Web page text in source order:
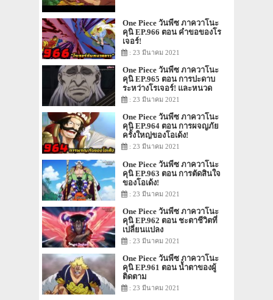
One Piece วันพีซ ภาควาโนะ
คุนิ EP.966 ตอน คำขอของโร
เจอร์!
: 23 มีนาคม 2021
One Piece วันพีซ ภาควาโนะ
คุนิ EP.965 ตอน การปะดาบ
ระหว่างโรเจอร์! และหนวด
ขาว!: 23 มีนาคม 2021
One Piece วันพีซ ภาควาโนะ
คุนิ EP.964 ตอน การผจญภัย
ครั้งใหญ่ของโอเด้ง!
: 23 มีนาคม 2021
One Piece วันพีซ ภาควาโนะ
คุนิ EP.963 ตอน การตัดสินใจ
ของโอเด้ง!
: 23 มีนาคม 2021
One Piece วันพีซ ภาควาโนะ
คุนิ EP.962 ตอน ชะตาชีวิตที่
เปลี่ยนแปลง
: 23 มีนาคม 2021
One Piece วันพีซ ภาควาโนะ
คุนิ EP.961 ตอน น้ำตาของผู้
ติดตาม
: 23 มีนาคม 2021